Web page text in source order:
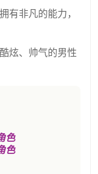
有非凡的能力，
炫、帅气的男性
色
色